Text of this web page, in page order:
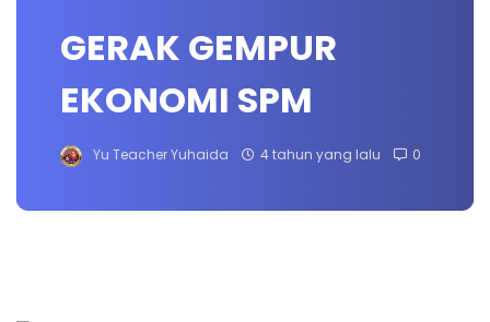
GERAK GEMPUR
EKONOMI SPM
Yu Teacher Yuhaida 4 tahun yang lalu 0